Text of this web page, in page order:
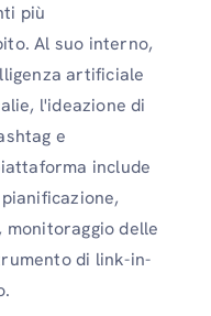
più
Al suo interno,
artificiale
l'ideazione di
e
include
delle
di link-in-